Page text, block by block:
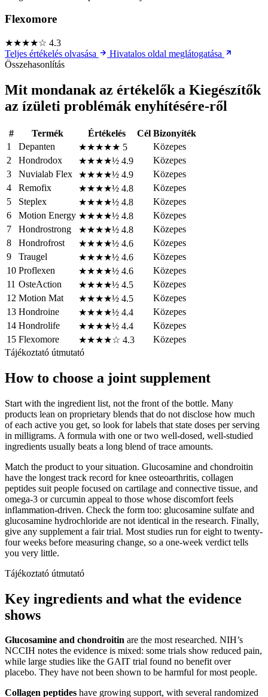
Flexomore
★★★★☆ 4.3
Teljes értékelés olvasása
Hivatalos oldal meglátogatása
Összehasonlítás
Mit mondanak az értékelők a Kiegészítők
az ízületi problémák enyhítésére-ről
# Termék Értékelés Cél Bizonyíték
1
Depanten ★★★★★ 5
Közepes
2
Hondrodox ★★★★½ 4.9
Közepes
3
Nuvialab Flex ★★★★½ 4.9
Közepes
4
Remofix ★★★★½ 4.8
Közepes
5
Steplex ★★★★½ 4.8
Közepes
6
Motion Energy ★★★★½ 4.8
Közepes
7
Hondrostrong ★★★★½ 4.8
Közepes
8
Hondrofrost ★★★★½ 4.6
Közepes
9
Traugel ★★★★½ 4.6
Közepes
10 Proflexen ★★★★½ 4.6
Közepes
11 OsteAction ★★★★½ 4.5
Közepes
12 Motion Mat ★★★★½ 4.5
Közepes
13 Hondroine ★★★★½ 4.4
Közepes
14 Hondrolife ★★★★½ 4.4
Közepes
15 Flexomore ★★★★☆ 4.3
Közepes
Tájékoztató útmutató
How to choose a joint supplement
Start with the ingredient list, not the front of the bottle. Many
products lean on proprietary blends that do not disclose how much
of each active you get, so look for labels that state doses per serving
in milligrams. A formula with one or two well-dosed, well-studied
ingredients usually beats a long blend of trace amounts.
Match the product to your situation. Glucosamine and chondroitin
have the longest track record for knee osteoarthritis, collagen
peptides suit people focused on cartilage and connective tissue, and
omega-3 or curcumin appeal to those whose discomfort feels
inflammation-driven. Check the form too: glucosamine sulfate and
glucosamine hydrochloride are not identical in the research. Finally,
give any supplement a fair trial. Most studies run for eight to twenty-
four weeks before measuring change, so a one-week verdict tells
you very little.
Tájékoztató útmutató
Key ingredients and what the evidence
shows
Glucosamine and chondroitin are the most researched. NIH’s
NCCIH notes the evidence is mixed: some trials show reduced pain,
while large studies like the GAIT trial found no benefit over
placebo. They have not been shown to be harmful for most people.
Collagen peptides have growing support, with several randomized